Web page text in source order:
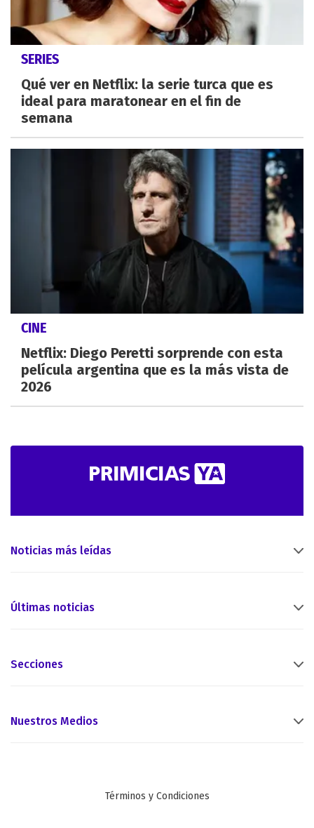
SERIES
Qué ver en Netflix: la serie turca que es
ideal para maratonear en el fin de
semana
CINE
Netflix: Diego Peretti sorprende con esta
película argentina que es la más vista de
2026
Noticias más leídas
Últimas noticias
Secciones
Nuestros Medios
Términos y Condiciones